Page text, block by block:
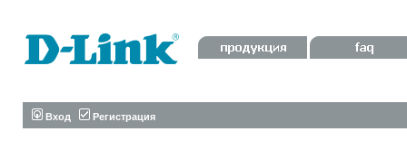
Вход Регистрация